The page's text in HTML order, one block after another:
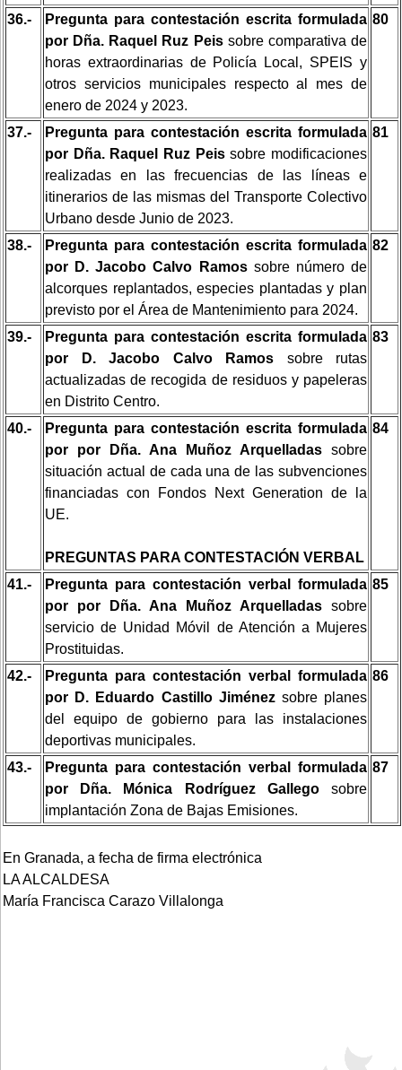
36.-
Pregunta para contestación escrita formulada
por Dña. Raquel Ruz Peissobre comparativa de
horas extraordinarias de Policía Local, SPEIS y
otros servicios municipales respecto al mes de
enero de 2024 y 2023.
80
37.-
Pregunta para contestación escrita formulada
por Dña. Raquel Ruz Peissobre modificaciones
realizadas en las frecuencias de las líneas e
itinerarios de las mismas del Transporte Colectivo
Urbano desde Junio de 2023.
81
38.-
Pregunta para contestación escrita formulada
por D. Jacobo Calvo Ramossobre número de
alcorques replantados, especies plantadas y plan
previsto por el Área de Mantenimiento para 2024.
82
39.-
Pregunta para contestación escrita formulada
por D. Jacobo Calvo Ramos sobre rutas
actualizadas de recogida de residuos y papeleras
en Distrito Centro.
83
40.-
Pregunta para contestación escrita formulada
por por Dña. Ana Muñoz Arquelladas sobre
situación actual de cada una de las subvenciones
financiadas con Fondos Next Generation de la
UE.
PREGUNTAS PARA CONTESTACIÓN VERBAL
84
41.-
Pregunta para contestación verbal formulada
por por Dña. Ana Muñoz Arquelladas sobre
servicio de Unidad Móvil de Atención a Mujeres
Prostituidas.
85
42.-
Pregunta para contestación verbal formulada
por D. Eduardo Castillo Jiménezsobre planes
del equipo de gobierno para las instalaciones
deportivas municipales.
86
43.-
Pregunta para contestación verbal formulada
por Dña. Mónica Rodríguez Gallegosobre
implantación Zona de Bajas Emisiones.
87
En Granada, a fecha de firma electrónica
LA ALCALDESA
María Francisca Carazo Villalonga